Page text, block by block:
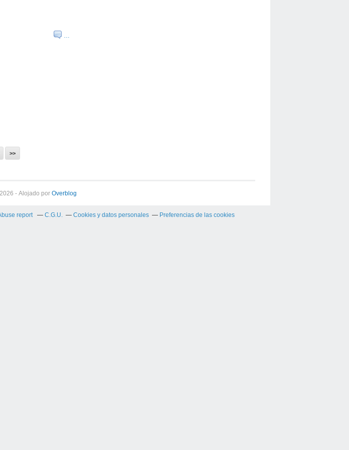
…
>>
- Alojado por Overblog
report C.G.U. Cookies y datos personales Preferencias de las cookies